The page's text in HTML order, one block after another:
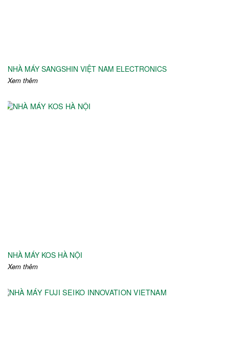
NHÀ MÁY SANGSHIN VIỆT NAM ELECTRONICS
Xem thêm
NHÀ MÁY KOS HÀ NỘI
Xem thêm